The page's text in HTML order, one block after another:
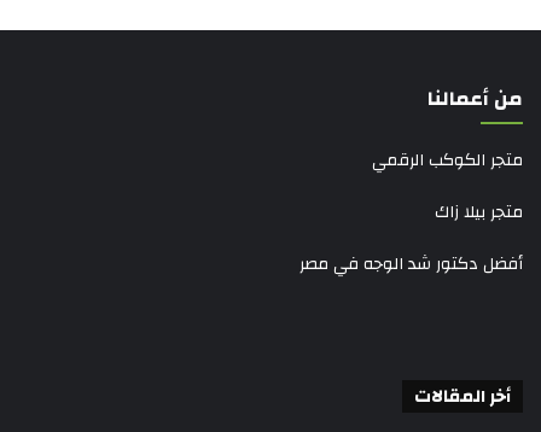
من أعمالنا
متجر الكوكب الرقمي
متجر بيلا زاك
أفضل دكتور شد الوجه في مصر
أخر المقالات